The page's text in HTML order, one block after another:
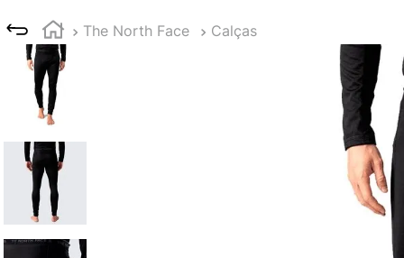
The North Face Calças